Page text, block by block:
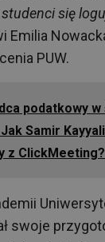
się
Emilia
PUW.
podatkowy w
Samir
z ClickMeeting?
swoje